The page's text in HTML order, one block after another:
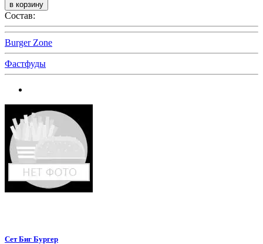
Состав:
Burger Zone
Фастфуды
Сет Биг Бургер